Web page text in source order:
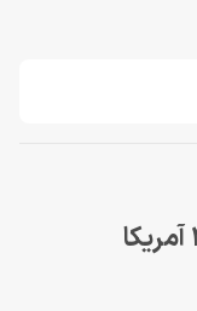
خرید اکانت یک ماهه پلاس ظ3 آمریکا